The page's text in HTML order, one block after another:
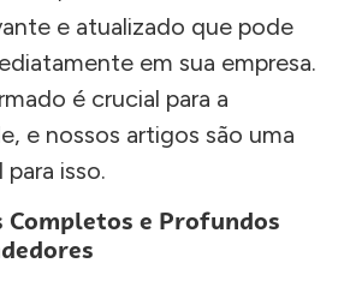
e atualizado que pode
em sua empresa.
é crucial para a
e nossos artigos são uma
isso.
Completos e Profundos